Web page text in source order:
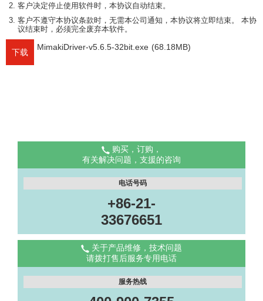
客户决定停止使用软件时，本协议自动结束。
客户不遵守本协议条款时，无需本公司通知，本协议将立即结束。 本协
议结束时，必须完全废弃本软件。
下载
MimakiDriver-v5.6.5-32bit.exe (68.18MB)
购买，订购，
有关解决问题，支援的咨询
电话号码
+86-21-
33676651
关于产品维修，技术问题
请拨打售后服务专用电话
服务热线